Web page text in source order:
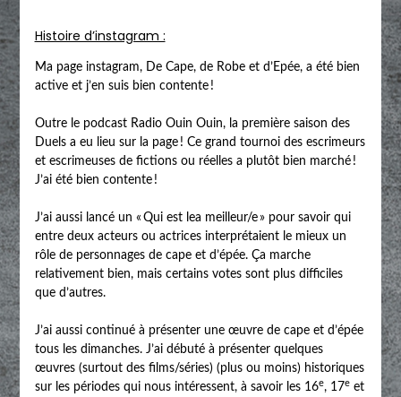
Histoire d’instagram :
Ma page instagram, De Cape, de Robe et d’Epée, a été bien
active et j’en suis bien contente !
Outre le podcast Radio Ouin Ouin, la première saison des
Duels a eu lieu sur la page ! Ce grand tournoi des escrimeurs
et escrimeuses de fictions ou réelles a plutôt bien marché !
J’ai été bien contente !
J’ai aussi lancé un « Qui est lea meilleur/e » pour savoir qui
entre deux acteurs ou actrices interprétaient le mieux un
rôle de personnages de cape et d’épée. Ça marche
relativement bien, mais certains votes sont plus difficiles
que d’autres.
J’ai aussi continué à présenter une œuvre de cape et d’épée
tous les dimanches. J’ai débuté à présenter quelques
œuvres (surtout des films/séries) (plus ou moins) historiques
sur les périodes qui nous intéressent, à savoir les 16e, 17eet